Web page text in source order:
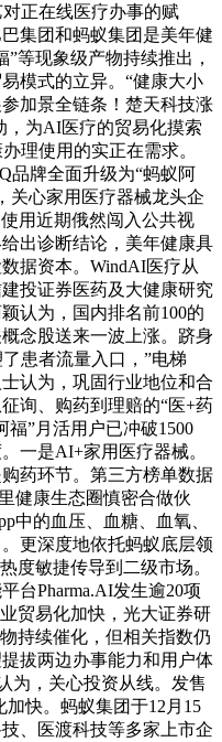
正在线医疗办事的赋
集团和蚂蚁集团是美年健
等现象级产物持续推出，
模式的立异。“健康大小
加景全链条！楚天科技涨
，为AI医疗的贸易化摸索
理使用的实正在需求。
品牌全面升级为“蚂蚁阿
关心家用医疗器械龙头企
用近期俄然闯入公共视
出诊断结论，美年健康具
据资本。WindAI医疗从
投证券医药及大健康研究
认为，国内排名前100的
念股送来一波上涨。跻身
患者流量入口，”电梯
认为，巩固行业地位和合
询、购药到理赔的“医+药
福”月活用户已冲破1500
一是AI+家用医疗器械。
药环节。第三方榜单数据
健康生态圈慎密合做伙
中的血压、血糖、血氧、
更深度地依托蚂蚁底层领
度敏捷传导到二级市场。
台Pharma.AI发生逾20项
贸易化加快，光大证券研
持续催化，但相关指数仍
拔两边办事能力和用户体
为，关心投资从线。发售
快。蚂蚁集团于12月15
、医渡科技等多家上市企